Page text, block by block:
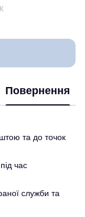
Повернення
та до точок
час
служби та